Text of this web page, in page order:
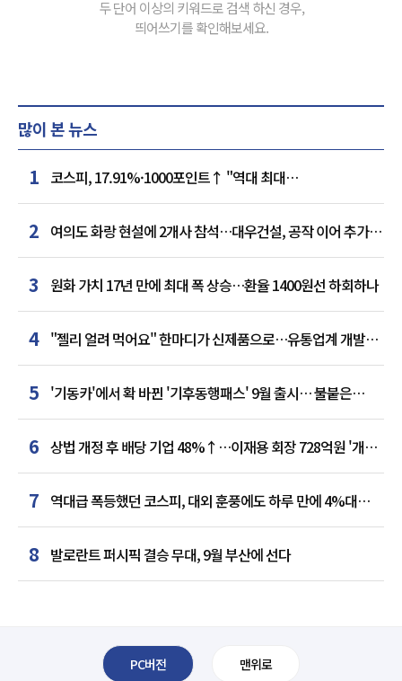
두 단어 이상의 키워드로 검색 하신 경우,
띄어쓰기를 확인해보세요.
많이 본 뉴스
1 코스피, 17.91%·1000포인트↑ "역대 최대
상승률"…'삼전닉스' 동반 상한가
2 여의도 화랑 현설에 2개사 참석…대우건설, 공작 이어 추가
거점 확보하나
3 원화 가치 17년 만에 최대 폭 상승…환율 1400원선 하회하나
4 "젤리 얼려 먹어요" 한마디가 신제품으로…유통업계 개발실
된 SNS
5 '기동카'에서 확 바뀐 '기후동행패스' 9월 출시… 불붙은
카드사 경쟁
6 상법 개정 후 배당 기업 48%↑…이재용 회장 728억원 '개인
최다'
7 역대급 폭등했던 코스피, 대외 훈풍에도 하루 만에 4%대
급락
8 발로란트 퍼시픽 결승 무대, 9월 부산에 선다
PC버전 맨위로